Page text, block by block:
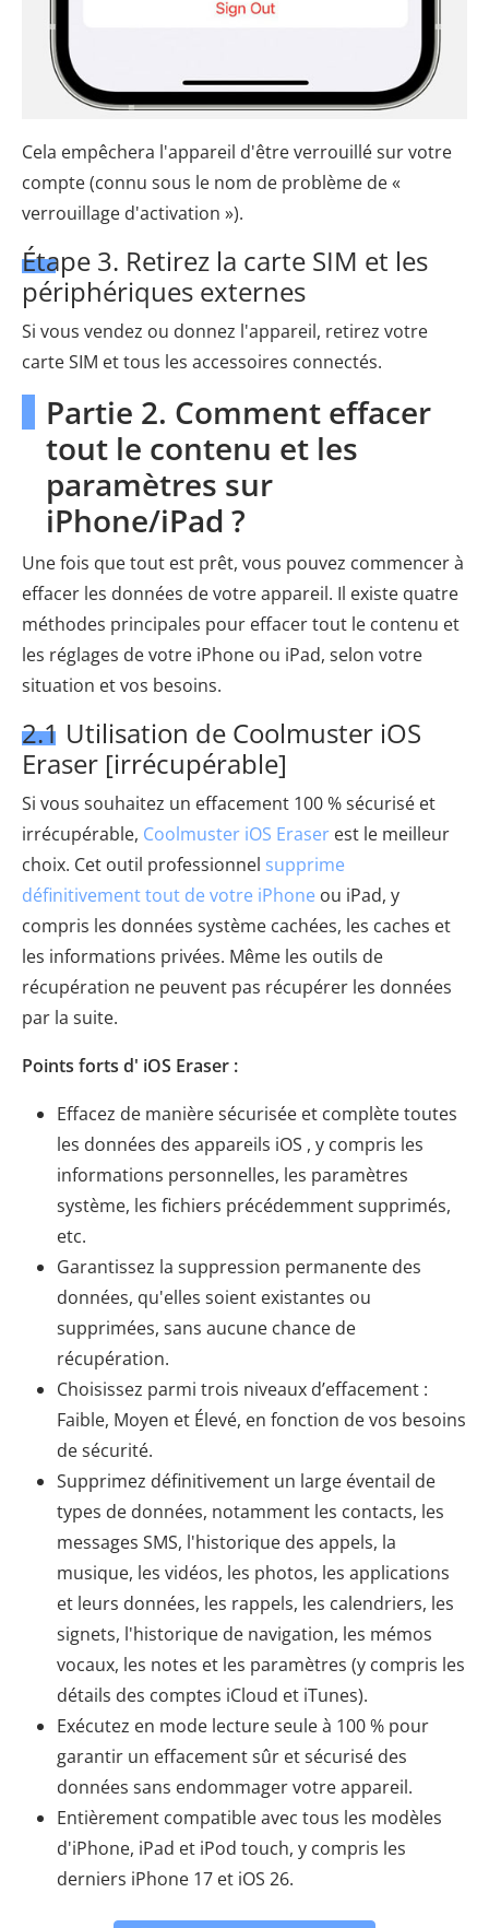
Cela empêchera l'appareil d'être verrouillé sur votre
compte (connu sous le nom de problème de «
verrouillage d'activation »).
Étape 3. Retirez la carte SIM et les
périphériques externes
Si vous vendez ou donnez l'appareil, retirez votre
carte SIM et tous les accessoires connectés.
Partie 2. Comment effacer
tout le contenu et les
paramètres sur
iPhone/iPad ?
Une fois que tout est prêt, vous pouvez commencer à
effacer les données de votre appareil. Il existe quatre
méthodes principales pour effacer tout le contenu et
les réglages de votre iPhone ou iPad, selon votre
situation et vos besoins.
2.1 Utilisation de Coolmuster iOS
Eraser [irrécupérable]
Si vous souhaitez un effacement 100 % sécurisé et
irrécupérable, Coolmuster iOS Eraser est le meilleur
choix. Cet outil professionnel supprime
définitivement tout de votre iPhone ou iPad, y
compris les données système cachées, les caches et
les informations privées. Même les outils de
récupération ne peuvent pas récupérer les données
par la suite.
Points forts d' iOS Eraser :
Effacez de manière sécurisée et complète toutes
les données des appareils iOS , y compris les
informations personnelles, les paramètres
système, les fichiers précédemment supprimés,
etc.
Garantissez la suppression permanente des
données, qu'elles soient existantes ou
supprimées, sans aucune chance de
récupération.
Choisissez parmi trois niveaux d’effacement :
Faible, Moyen et Élevé, en fonction de vos besoins
de sécurité.
Supprimez définitivement un large éventail de
types de données, notamment les contacts, les
messages SMS, l'historique des appels, la
musique, les vidéos, les photos, les applications
et leurs données, les rappels, les calendriers, les
signets, l'historique de navigation, les mémos
vocaux, les notes et les paramètres (y compris les
détails des comptes iCloud et iTunes).
Exécutez en mode lecture seule à 100 % pour
garantir un effacement sûr et sécurisé des
données sans endommager votre appareil.
Entièrement compatible avec tous les modèles
d'iPhone, iPad et iPod touch, y compris les
derniers iPhone 17 et iOS 26.